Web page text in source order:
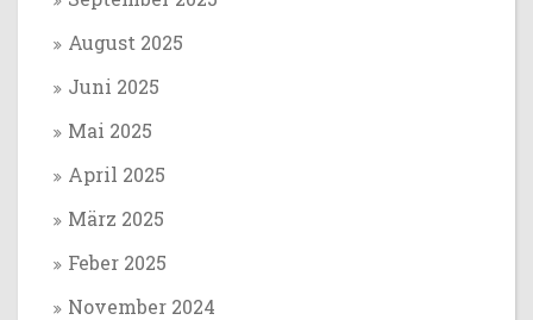
August 2025
Juni 2025
Mai 2025
April 2025
März 2025
Feber 2025
November 2024